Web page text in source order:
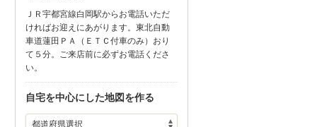
ＪＲ宇都宮線白岡駅からお電話いただ
ければお迎えにあがります。東北自動
車道蓮田ＰＡ（ＥＴＣ付車のみ）おり
て５分。ご来店前に必ずお電話くださ
い。
自宅を中心にした地図を作る